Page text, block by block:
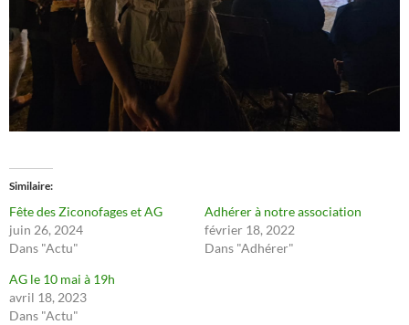
Similaire
Fête des Ziconofages et AG
juin 26, 2024
Dans "Actu"
Adhérer à notre association
février 18, 2022
Dans "Adhérer"
AG le 10 mai à 19h
avril 18, 2023
Dans "Actu"